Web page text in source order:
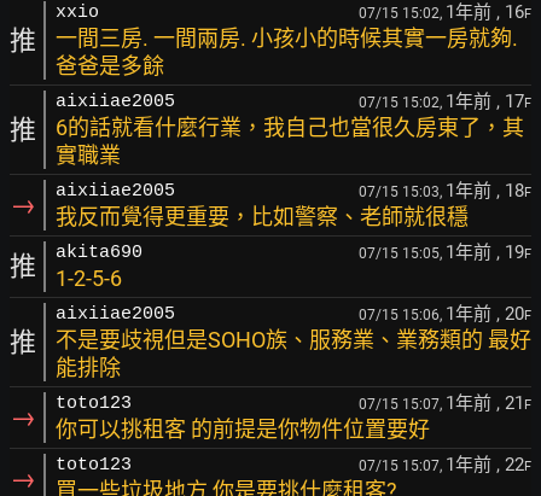
推
xxio 07/15 15:02, 1年前 , 16F
一間三房. 一間兩房. 小孩小的時候其實一房就夠.
爸爸是多餘
推
aixiiae2005 07/15 15:02, 1年前 , 17F
6的話就看什麼行業，我自己也當很久房東了，其
實職業
→ aixiiae2005 07/15 15:03, 1年前 , 18F
我反而覺得更重要，比如警察、老師就很穩
推 akita690 07/15 15:05, 1年前 , 19F
1-2-5-6
推
aixiiae2005 07/15 15:06, 1年前 , 20F
不是要歧視但是SOHO族、服務業、業務類的 最好
能排除
→ toto123 07/15 15:07, 1年前 , 21 F
你可以挑租客 的前提是你物件位置要好
→ toto123 07/15 15:07, 1年前 , 22F
買一些垃圾地方 你是要挑什麼租客?